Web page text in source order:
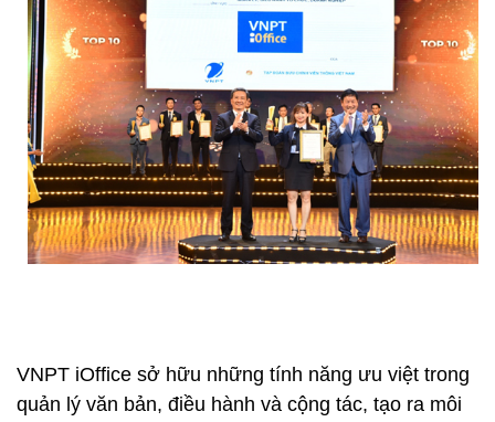
VNPT iOffice sở hữu những tính năng ưu việt trong
quản lý văn bản, điều hành và cộng tác, tạo ra môi